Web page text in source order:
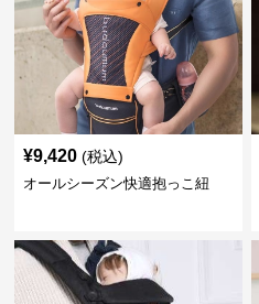
¥9,420 (税込)
オールシーズン快適抱っこ紐